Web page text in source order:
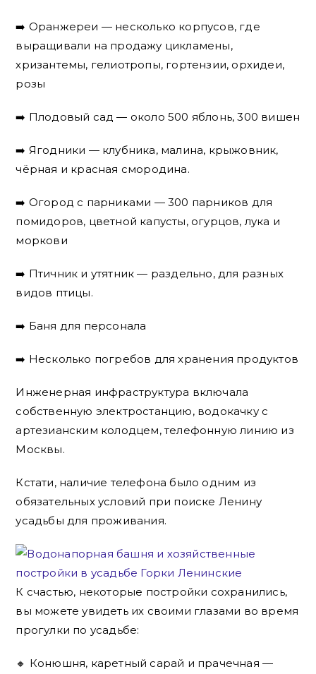
➡️ Оранжереи — несколько корпусов, где
выращивали на продажу цикламены,
хризантемы, гелиотропы, гортензии, орхидеи,
розы
➡️ Плодовый сад — около 500 яблонь, 300 вишен
➡️ Ягодники — клубника, малина, крыжовник,
чёрная и красная смородина.
➡️ Огород с парниками — 300 парников для
помидоров, цветной капусты, огурцов, лука и
моркови
➡️ Птичник и утятник — раздельно, для разных
видов птицы.
➡️ Баня для персонала
➡️ Несколько погребов для хранения продуктов
Инженерная инфраструктура включала
собственную электростанцию, водокачку с
артезианским колодцем, телефонную линию из
Москвы.
Кстати, наличие телефона было одним из
обязательных условий при поиске Ленину
усадьбы для проживания.
К счастью, некоторые постройки сохранились,
вы можете увидеть их своими глазами во время
прогулки по усадьбе:
🔸 Конюшня, каретный сарай и прачечная —